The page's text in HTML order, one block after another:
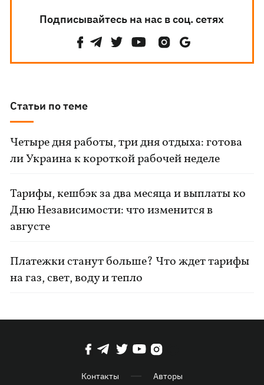
Подписывайтесь на нас в соц. сетях
Статьи по теме
Четыре дня работы, три дня отдыха: готова
ли Украина к короткой рабочей неделе
Тарифы, кешбэк за два месяца и выплаты ко
Дню Независимости: что изменится в
августе
Платежки станут больше? Что ждет тарифы
на газ, свет, воду и тепло
Контакты Авторы